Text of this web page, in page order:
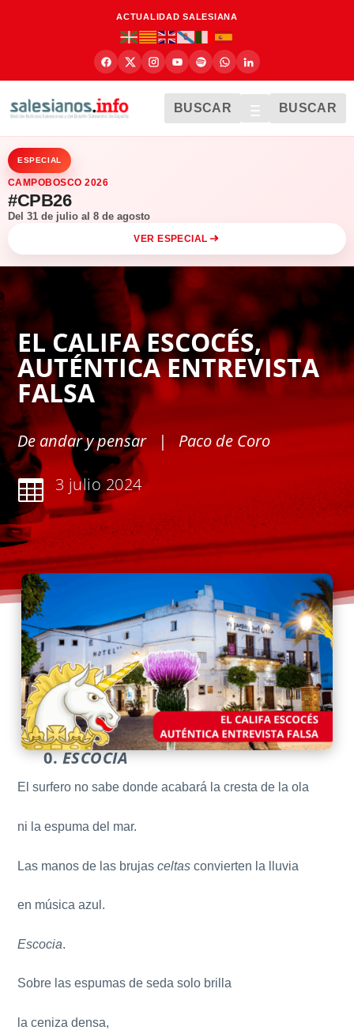
ACTUALIDAD SALESIANA
BUSCAR BUSCAR
ESPECIAL
CAMPOBOSCO 2026
#CPB26
Del 31 de julio al 8 de agosto
VER ESPECIAL
EL CALIFA ESCOCÉS,
AUTÉNTICA ENTREVISTA
FALSA
De andar y pensar | Paco de Coro
 3 julio 2024
0.ESCOCIA
El surfero no sabe donde acabará la cresta de la ola
ni la espuma del mar.
Las manos de las brujasceltas convierten la lluvia
en música azul.
Escocia.
Sobre las espumas de seda solo brilla
la ceniza densa,